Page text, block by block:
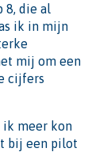
8, die al
ik in mijn
mij om een
cijfers
meer kon
bij een pilot